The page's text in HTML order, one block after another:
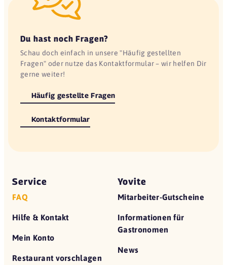
Du hast noch Fragen?
Schau doch einfach in unsere "Häufig gestellten
Fragen" oder nutze das Kontaktformular – wir helfen Dir
gerne weiter!
Häufig gestellte Fragen
Kontaktformular
Service
FAQ
Hilfe & Kontakt
Mein Konto
Restaurant vorschlagen
Yovite
Mitarbeiter-Gutscheine
Informationen für
Gastronomen
News